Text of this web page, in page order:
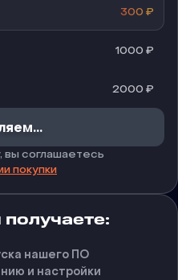
300 ₽
1000 ₽
2000 ₽
вы соглашаетесь
покупки
нашего ПО
и настройки